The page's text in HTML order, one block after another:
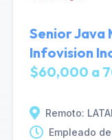
Senior Java
Infovision
$60,000 a
Remoto:
Empleado